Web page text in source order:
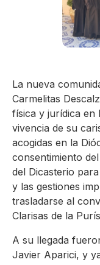
La nueva
Carmelitas
física y jurídica en
vivencia de su
acogidas en la
consentimiento
del Dicasterio
y las gestiones
trasladarse al
Clarisas de la
A su llegada
Javier Aparici, y